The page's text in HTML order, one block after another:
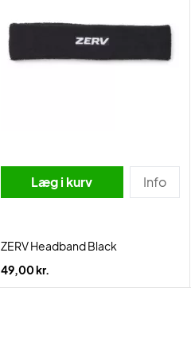
Læg i kurv Info
ZERV Headband Black
49,00 kr.